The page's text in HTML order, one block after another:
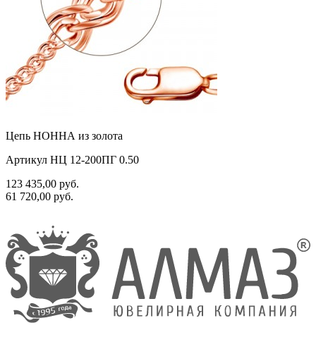
Цепь НОННА из золота
Артикул НЦ 12-200ПГ 0.50
123 435,00 руб.
61 720,00 руб.